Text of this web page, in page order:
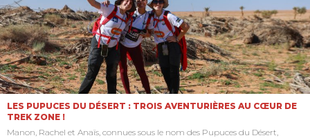
LES PUPUCES DU DÉSERT : TROIS AVENTURIÈRES AU CŒUR DE
TREK ZONE !
Manon, Rachel et Anaïs, connues sous le nom des Pupuces du Désert,